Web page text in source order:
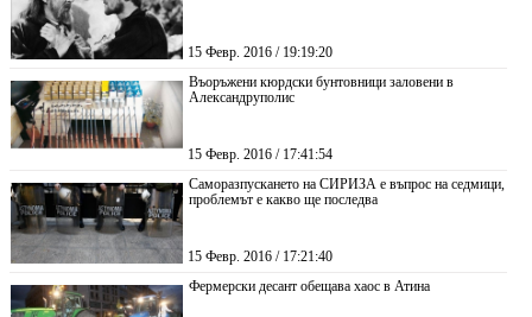
15 Февр. 2016 / 19:19:20
Въоръжени кюрдски бунтовници заловени в
Александруполис
15 Февр. 2016 / 17:41:54
Саморазпускането на СИРИЗА е въпрос на седмици,
проблемът е какво ще последва
15 Февр. 2016 / 17:21:40
Фермерски десант обещава хаос в Атина